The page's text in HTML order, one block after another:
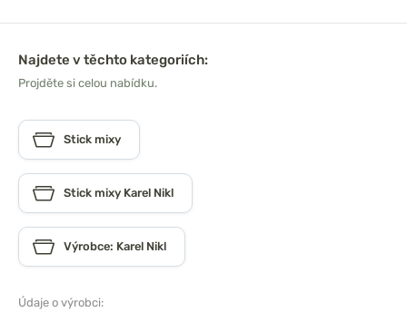
Najdete v těchto kategoriích:
Projděte si celou nabídku.
Stick mixy
Stick mixy Karel Nikl
Výrobce: Karel Nikl
Údaje o výrobci: